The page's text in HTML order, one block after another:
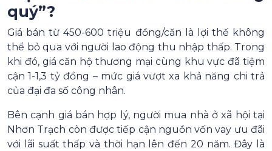
quý”?
Giá bán từ 450-600 triệu đồng/căn là lợi thế không
thể bỏ qua với người lao động thu nhập thấp. Trong
khi đó, giá căn hộ thương mại cùng khu vực đã tiệm
cận 1-1,3 tỷ đồng – mức giá vượt xa khả năng chi trả
của đại đa số công nhân.
Bên cạnh giá bán hợp lý, người mua nhà ở xã hội tại
Nhơn Trạch còn được tiếp cận nguồn vốn vay ưu đãi
với lãi suất thấp và thời hạn lên đến 20 năm. Đây là